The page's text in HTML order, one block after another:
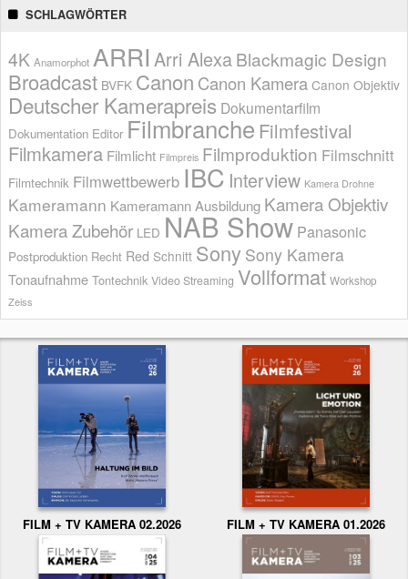
SCHLAGWÖRTER
4K Anamorphot ARRI Arri AlexaBlackmagic Design
Broadcast BVFK Canon Canon Kamera Canon Objektiv
Deutscher Kamerapreis Dokumentarfilm
Dokumentation Editor Filmbranche Filmfestival
Filmkamera Filmlicht Filmpreis Filmproduktion Filmschnitt
Filmtechnik Filmwettbewerb IBC Interview Kamera Drohne
Kameramann Kameramann Ausbildung Kamera Objektiv
Kamera Zubehör LED NAB Show Panasonic
Postproduktion Recht Red Schnitt Sony Sony Kamera
Tonaufnahme Tontechnik Video Streaming Vollformat Workshop
Zeiss
FILM + TV KAMERA 02.2026 FILM + TV KAMERA 01.2026